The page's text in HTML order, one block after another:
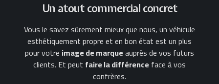
Un atout commercial concret
Vous le savez sûrement mieux que nous, un véhicule
esthétiquement propre et en bon état est un plus
pour votre image de marqueauprès de vos futurs
clients. Et peut faire la différenceface à vos
confrères.